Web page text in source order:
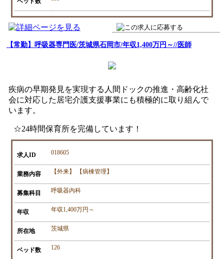
【常勤】呼吸器専門医/茨城県石岡市/年収1,400万円～//医師
疾病の早期発見を実現する人間ドックの推進・高齢化社
会に対応した居宅介護支援事業にも積極的に取り組んで
います。
☆24時間保育所を完備しています！
求人ID 018605
業務内容 【外来】 【病棟管理】
募集科目 呼吸器内科
年収 年収1,400万円～
所在地 茨城県
ベッド数 126